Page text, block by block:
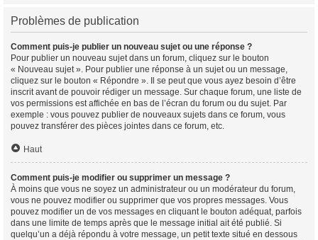
Problèmes de publication
Comment puis-je publier un nouveau sujet ou une réponse ?
Pour publier un nouveau sujet dans un forum, cliquez sur le bouton
« Nouveau sujet ». Pour publier une réponse à un sujet ou un message,
cliquez sur le bouton « Répondre ». Il se peut que vous ayez besoin d’être
inscrit avant de pouvoir rédiger un message. Sur chaque forum, une liste de
vos permissions est affichée en bas de l’écran du forum ou du sujet. Par
exemple : vous pouvez publier de nouveaux sujets dans ce forum, vous
pouvez transférer des pièces jointes dans ce forum, etc.
Haut
Comment puis-je modifier ou supprimer un message ?
À moins que vous ne soyez un administrateur ou un modérateur du forum,
vous ne pouvez modifier ou supprimer que vos propres messages. Vous
pouvez modifier un de vos messages en cliquant le bouton adéquat, parfois
dans une limite de temps après que le message initial ait été publié. Si
quelqu’un a déjà répondu à votre message, un petit texte situé en dessous